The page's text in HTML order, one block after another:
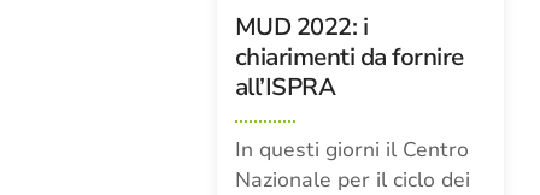
MUD 2022: i
chiarimenti da fornire
all’ISPRA
In questi giorni il Centro
Nazionale per il ciclo dei